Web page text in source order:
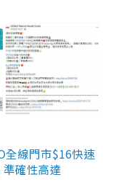
全線門市$16快速
確性高達